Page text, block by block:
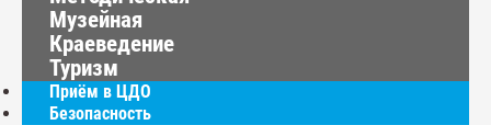
Музейная
Краеведение
Туризм
Приём в ЦДО
Безопасность